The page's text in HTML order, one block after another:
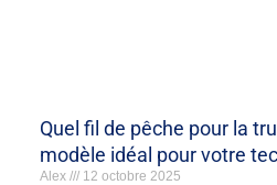
Quel fil de pêche pour la
modèle idéal pour votre
Alex 12 octobre 2025